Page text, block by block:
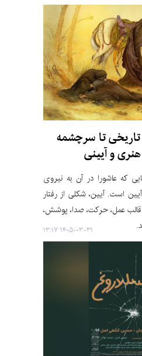
تاریخی تا سرچشمه
و آیینی
که عاشورا در آن به نیروی
است. آیین، شکلی از رفتار
عمل، حرکت، صدا، پوشش،
۱۴۰۵-۰۳-۳۱ ۱۳:۱۷